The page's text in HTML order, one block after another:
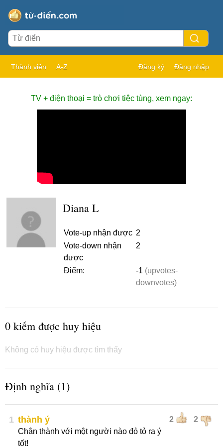
Thành viên A-Z Đăng ký Đăng nhập
TV + điện thoại = trò chơi tiệc tùng, xem ngay:
Diana L
Vote-up nhận được 2
Vote-down nhận
được
2
Điểm: -1 (upvotes-
downvotes)
0 kiếm được huy hiệu
Không có huy hiệu được tìm thấy
Định nghĩa (1)
1 2 2
thành ý
Chân thành với một người nào đỏ tỏ ra ý
tốt!